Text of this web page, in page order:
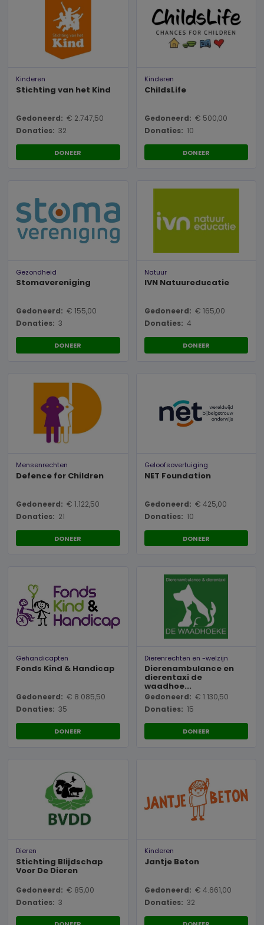
Kinderen
Stichting van het Kind
Gedoneerd: € 2.747,50
Donaties: 32
DONEER
Kinderen
ChildsLife
Gedoneerd: € 500,00
Donaties: 10
DONEER
Gezondheid
Stomavereniging
Gedoneerd: € 155,00
Donaties: 3
DONEER
Natuur
IVN Natuureducatie
Gedoneerd: € 165,00
Donaties: 4
DONEER
Mensenrechten
Defence for Children
Gedoneerd: € 1.122,50
Donaties: 21
DONEER
Geloofsovertuiging
NET Foundation
Gedoneerd: € 425,00
Donaties: 10
DONEER
Gehandicapten
Fonds Kind & Handicap
Gedoneerd: € 8.085,50
Donaties: 35
DONEER
Dierenrechten en -welzijn
Dierenambulance en
dierentaxi de
waadhoe...
Gedoneerd: € 1.130,50
Donaties: 15
DONEER
Dieren
Stichting Blijdschap
Voor De Dieren
Gedoneerd: € 85,00
Donaties: 3
Kinderen
Jantje Beton
Gedoneerd: € 4.661,00
Donaties: 32